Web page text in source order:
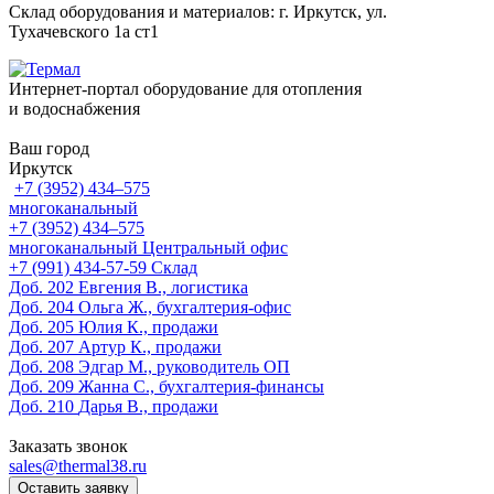
Склад оборудования и материалов: г. Иркутск, ул.
Тухачевского 1а ст1
Интернет-портал оборудование для отопления
и водоснабжения
Ваш город
Иркутск
+7 (3952) 434‒575
многоканальный
+7 (3952) 434‒575
многоканальный Центральный офис
‎+7 (991) 434-57-59 Склад
Доб. 202 Евгения В., логистика
Доб. 204 Ольга Ж., бухгалтерия-офис
Доб. 205 Юлия К., продажи
Доб. 207 Артур К., продажи
Доб. 208 Эдгар М., руководитель ОП
Доб. 209 Жанна С., бухгалтерия-финансы
Доб. 210 Дарья В., продажи
Заказать звонок
sales@thermal38.ru
Оставить заявку